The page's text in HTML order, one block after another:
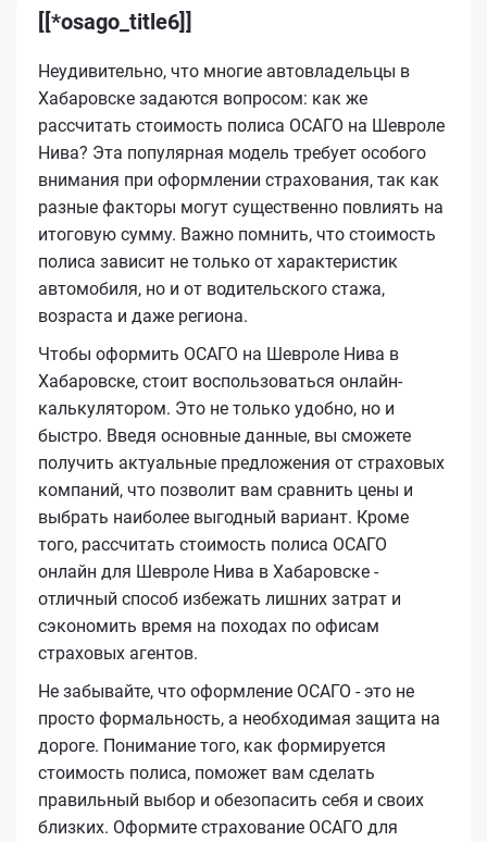
[[*osago_title6]]
Неудивительно, что многие автовладельцы в
Хабаровске задаются вопросом: как же
рассчитать стоимость полиса ОСАГО на Шевроле
Нива? Эта популярная модель требует особого
внимания при оформлении страхования, так как
разные факторы могут существенно повлиять на
итоговую сумму. Важно помнить, что стоимость
полиса зависит не только от характеристик
автомобиля, но и от водительского стажа,
возраста и даже региона.
Чтобы оформить ОСАГО на Шевроле Нива в
Хабаровске, стоит воспользоваться онлайн-
калькулятором. Это не только удобно, но и
быстро. Введя основные данные, вы сможете
получить актуальные предложения от страховых
компаний, что позволит вам сравнить цены и
выбрать наиболее выгодный вариант. Кроме
того, рассчитать стоимость полиса ОСАГО
онлайн для Шевроле Нива в Хабаровске -
отличный способ избежать лишних затрат и
сэкономить время на походах по офисам
страховых агентов.
Не забывайте, что оформление ОСАГО - это не
просто формальность, а необходимая защита на
дороге. Понимание того, как формируется
стоимость полиса, поможет вам сделать
правильный выбор и обезопасить себя и своих
близких. Оформите страхование ОСАГО для